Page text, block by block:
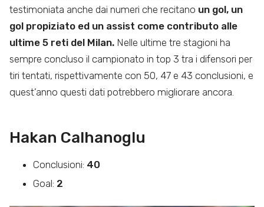
testimoniata anche dai numeri che recitano un gol, un
gol propiziato ed un assist come contributo alle
ultime 5 reti del Milan. Nelle ultime tre stagioni ha
sempre concluso il campionato in top 3 tra i difensori per
tiri tentati, rispettivamente con 50, 47 e 43 conclusioni, e
quest’anno questi dati potrebbero migliorare ancora.
Hakan Calhanoglu
Conclusioni: 40
Goal: 2